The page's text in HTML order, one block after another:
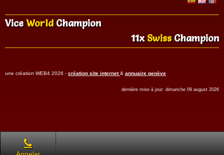
ViceWorldChampion
11xSwissChampion
une création WEB4 2026 - création site internet & annuaire genève
dernière mise à jour: dimanche 09 august 2026